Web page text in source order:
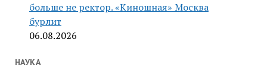
больше не ректор. «Киношная» Москва
бурлит
06.08.2026
НАУКА